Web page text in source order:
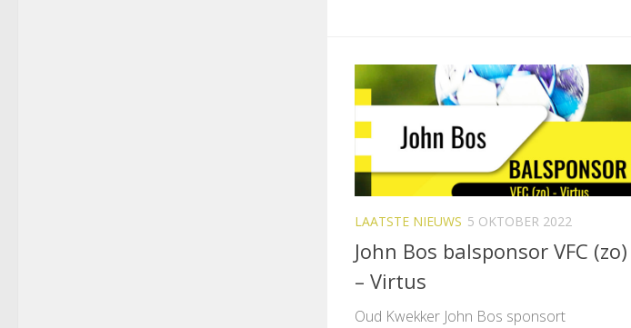
LAATSTE NIEUWS 5 OKTOBER 2022
John Bos balsponsor VFC (zo)
– Virtus
Oud Kwekker John Bos sponsort